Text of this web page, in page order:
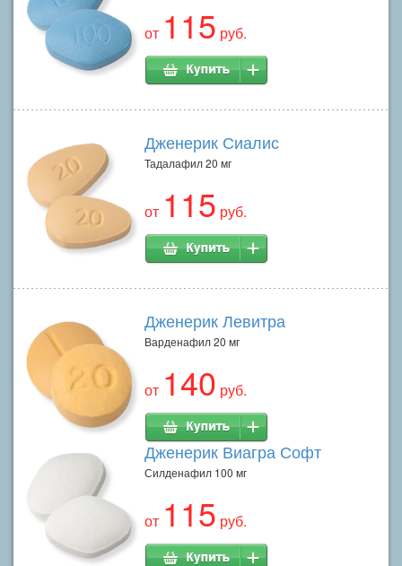
от 115 руб.
Дженерик Сиалис
Тадалафил 20 мг
от 115 руб.
Дженерик Левитра
Варденафил 20 мг
от 140 руб.
Дженерик Виагра Софт
Силденафил 100 мг
от 115 руб.